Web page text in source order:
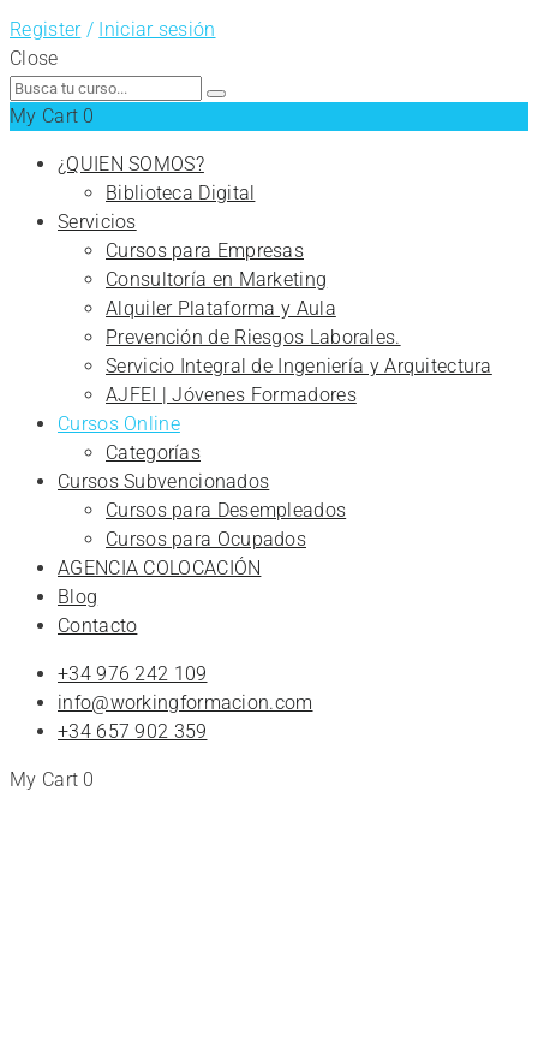
Register/ Iniciar sesión
Close
Search
for:
My Cart 0
¿QUIEN SOMOS?
Biblioteca Digital
Servicios
Cursos para Empresas
Consultoría en Marketing
Alquiler Plataforma y Aula
Prevención de Riesgos Laborales.
Servicio Integral de Ingeniería y Arquitectura
AJFEI | Jóvenes Formadores
Cursos Online
Categorías
Cursos Subvencionados
Cursos para Desempleados
Cursos para Ocupados
AGENCIA COLOCACIÓN
Blog
Contacto
+34 976 242 109
info@workingformacion.com
+34 657 902 359
My Cart 0